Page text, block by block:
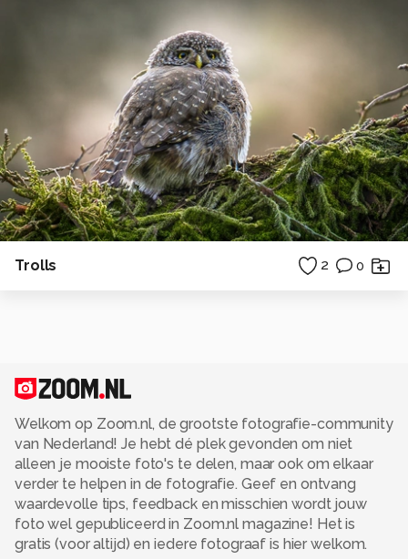
Trolls 2 0
Welkom op Zoom.nl, de grootste fotografie-community
van Nederland! Je hebt dé plek gevonden om niet
alleen je mooiste foto's te delen, maar ook om elkaar
verder te helpen in de fotografie. Geef en ontvang
waardevolle tips, feedback en misschien wordt jouw
foto wel gepubliceerd in Zoom.nl magazine! Het is
gratis (voor altijd) en iedere fotograaf is hier welkom.